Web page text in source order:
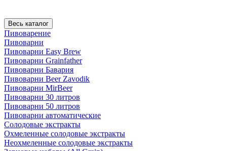
Весь каталог
Пивоварение
Пивоварни
Пивоварни Easy Brew
Пивоварни Grainfather
Пивоварни Бавария
Пивоварни Beer Zavodik
Пивоварни MirBeer
Пивоварни 30 литров
Пивоварни 50 литров
Пивоварни автоматические
Солодовые экстракты
Охмеленные солодовые экстракты
Неохмеленные солодовые экстракты